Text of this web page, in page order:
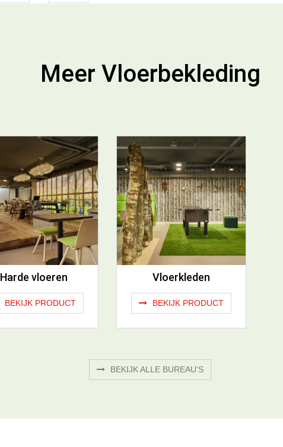
Meer Vloerbekleding
Harde vloeren
BEKIJK PRODUCT
Vloerkleden
BEKIJK PRODUCT
BEKIJK ALLE BUREAU'S